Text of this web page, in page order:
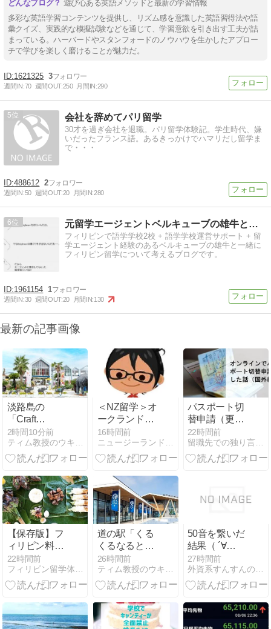
遊び心ある英語メソッドと最新の学習情報
多彩な英語学習コンテンツを提供し、リズム感を意識した英語習得法や語
彙クイズ、実践的な模擬試験などを通じて、学習意欲を引き出す工夫が詰
まっている。ハーバードやスタンフォードのノウハウを生かしたアプロー
チで学びを楽しく磨けることが魅力だ。
1621325 3
週間IN:70 週間OUT:250 月間IN:290
5 会社を辞めてパリ留学
30才を過ぎ会社を退職。パリ留学体験記。学生時代、嫌
いだったフランス語。あるきっかけでハマリだし留学ま
で・・・
488612 2
週間IN:50 週間OUT:20 月間IN:280
6 元留学エージェントベルキューブの雄牛と考える フィリピン留…
フィリピンで語学学校2校 + 語学学校運営サポート + 留
学エージェント経験のあるベルキューブの雄牛と一緒に
フィリピン留学について考えるブログです。
1961154 1
週間IN:30 週間OUT:20 月間IN:130
最新の記事画像
淡路島の
「Craft
Circus」に行
ってみた
2時間10分前
＜NZ留学＞オ
ークランド
NZLC、10代
学生 春休み留
学
16時間前
パスポート切
替申請（更
新）で苦労し
たこと
22時間前
留職先での独り言＠ルイジアナ改めマサチューセッツ
【保存版】フ
ィリピン料理
を徹底解説！
日本人にもお
いしいオスス
22時間前
道の駅「くる
くるなると」
も大人気
26時間前
50音を繋いだ
結果（ ´∀
｀）！？日本
語処理から学
ぶこと
27時間前
外資系すんすんの秘密メモ｜人生を豊かにする考え方と戦略